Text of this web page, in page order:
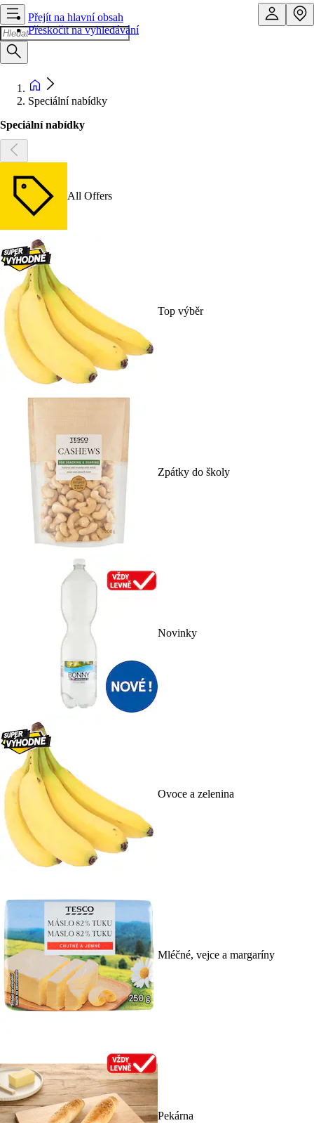
Přejít na hlavní obsah
Přeskočit na vyhledávání
Speciální nabídky
Speciální nabídky
All Offers
Top výběr
Zpátky do školy
Novinky
Ovoce a zelenina
Mléčné, vejce a margaríny
Pekárna